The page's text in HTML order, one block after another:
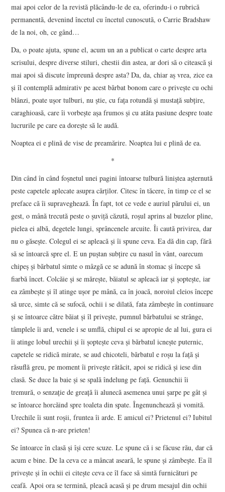
mai apoi celor de la revistă plăcându-le de ea, oferindu-i o rubrică
permanentă, devenind încetul cu încetul cunoscută, o Carrie Bradshaw
de la noi, oh, ce gând…
Da, o poate ajuta, spune el, acum un an a publicat o carte despre arta
scrisului, despre diverse stiluri, chestii din astea, ar dori să o citească şi
mai apoi să discute împreună despre asta? Da, da, chiar aş vrea, zice ea
şi îl contemplă admirativ pe acest bărbat bonom care o priveşte cu ochi
blânzi, poate uşor tulburi, nu ştie, cu faţa rotundă şi mustaţă subţire,
caraghioasă, care îi vorbeşte aşa frumos şi cu atâta pasiune despre toate
lucrurile pe care ea doreşte să le audă.
Noaptea ei e plină de vise de preamărire. Noaptea lui e plină de ea.
*
Din când în când foşnetul unei pagini întoarse tulbură liniştea aşternută
peste capetele aplecate asupra cărţilor. Citesc în tăcere, în timp ce el se
preface că îi supraveghează. În fapt, tot ce vede e auriul părului ei, un
gest, o mână trecută peste o şuviţă căzută, roşul aprins al buzelor pline,
pielea ei albă, degetele lungi, sprâncenele arcuite. Îi caută privirea, dar
nu o găseşte. Colegul ei se apleacă şi îi spune ceva. Ea dă din cap, fără
să se întoarcă spre el. E un puştan subţire cu nasul în vânt, oarecum
chipeş şi bărbatul simte o mâzgă ce se adună în stomac şi începe să
fiarbă încet. Colcăie şi se măreşte, băiatul se apleacă iar şi şopteşte, iar
ea zâmbeşte şi îl atinge uşor pe mână, ca în joacă, noroiul cleios începe
să urce, simte că se sufocă, ochii i se dilată, fata zâmbeşte în continuare
şi se întoarce către băiat şi îl priveşte, pumnul bărbatului se strânge,
tâmplele îi ard, venele i se umflă, chipul ei se apropie de al lui, gura ei
îi atinge lobul urechii şi îi şopteşte ceva şi bărbatul icneşte puternic,
capetele se ridică mirate, se aud chicoteli, bărbatul e roşu la faţă şi
răsuflă greu, pe moment îi priveşte rătăcit, apoi se ridică şi iese din
clasă. Se duce la baie şi se spală îndelung pe faţă. Genunchii îi
tremură, o senzaţie de greaţă îi alunecă asemenea unui şarpe pe gât şi
se întoarce horcăind spre toaleta din spate. Îngenunchează şi vomită.
Urechile îi sunt roşii, fruntea îi arde. E amicul ei? Prietenul ei? Iubitul
ei? Spunea că n-are prieten!
Se întoarce în clasă şi îşi cere scuze. Le spune că i se făcuse rău, dar că
acum e bine. De la ceva ce a mâncat aseară, le spune şi zâmbeşte. Ea îl
priveşte şi în ochii ei citeşte ceva ce îl face să simtă furnicături pe
ceafă. Apoi ora se termină, pleacă acasă şi pe drum mesajul din ochii